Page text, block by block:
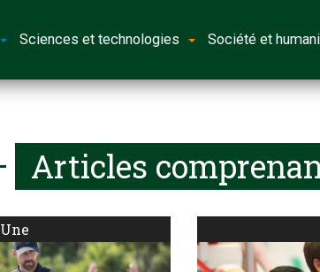
Sciences et technologies Société et
Articles
Une